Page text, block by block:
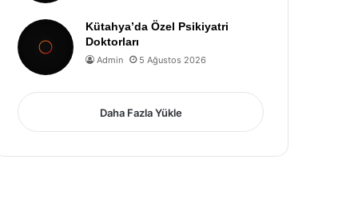
Kütahya’da Özel Psikiyatri
Doktorları
Admin 5 Ağustos 2026
Daha Fazla Yükle